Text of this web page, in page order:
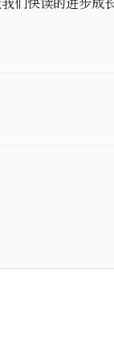
们快读的进步成